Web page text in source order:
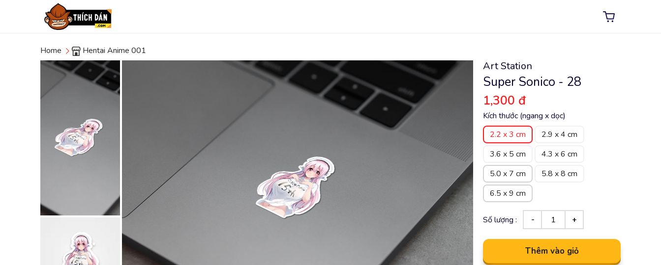
Home Hentai Anime 001
Art Station
Super Sonico - 28
1,300 đ
Kích thước (ngang x dọc)
2.2 x 3 cm
2.9 x 4 cm
3.6 x 5 cm
4.3 x 6 cm
5.0 x 7 cm
5.8 x 8 cm
6.5 x 9 cm
Số lượng :
Thêm vào giỏ